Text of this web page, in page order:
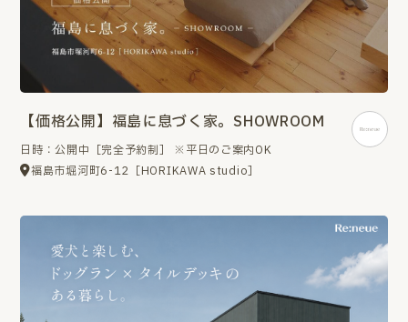
【価格公開】福島に息づく家。SHOWROOM
日時：公開中［完全予約制］ ※平日のご案内OK
福島市堀河町6-12［HORIKAWA studio］